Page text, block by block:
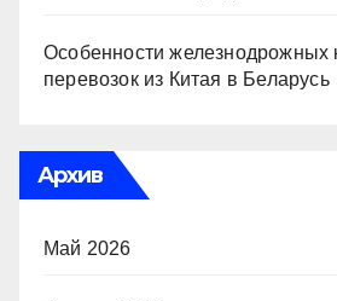
Особенности железнодрожных
перевозок из Китая в Беларусь
Архив
Май 2026